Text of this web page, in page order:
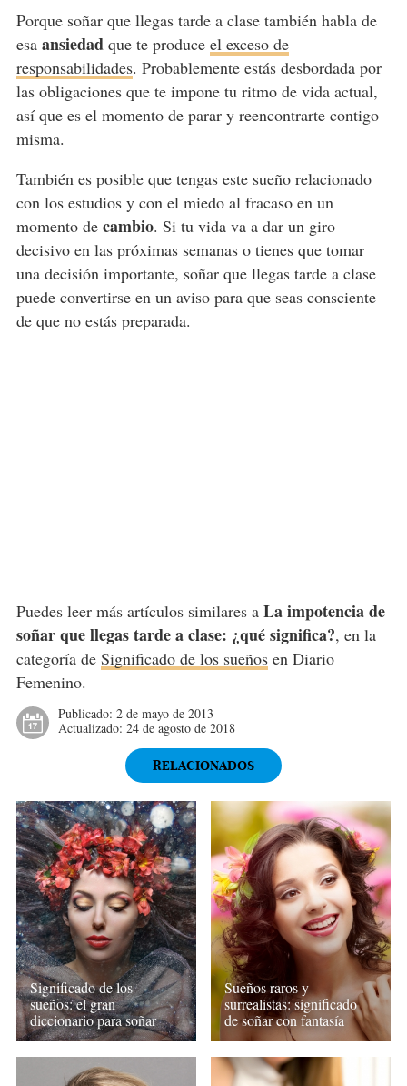
Porque soñar que llegas tarde a clase también habla de
esa ansiedad que te produce el exceso de
responsabilidades. Probablemente estás desbordada por
las obligaciones que te impone tu ritmo de vida actual,
así que es el momento de parar y reencontrarte contigo
misma.
También es posible que tengas este sueño relacionado
con los estudios y con el miedo al fracaso en un
momento de cambio. Si tu vida va a dar un giro
decisivo en las próximas semanas o tienes que tomar
una decisión importante, soñar que llegas tarde a clase
puede convertirse en un aviso para que seas consciente
de que no estás preparada.
Puedes leer más artículos similares a La impotencia de
soñar que llegas tarde a clase: ¿qué significa?, en la
categoría de Significado de los sueñosen Diario
Femenino.
Publicado: 2 de mayo de 2013
Actualizado: 24 de agosto de 2018
RELACIONADOS
Significado de los
sueños: el gran
diccionario para soñar
Sueños raros y
surrealistas: significado
de soñar con fantasía